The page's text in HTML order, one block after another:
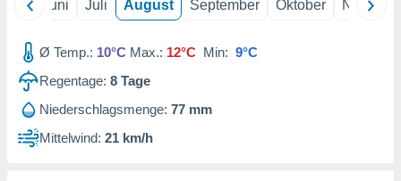
von
zur
der
Juni Juli August September Oktober
Ø Temp.: 10°C Max.: 12°C Min: 9°C
Regentage: 8 Tage
Niederschlagsmenge: 77 mm
Mittelwind: 21 km/h